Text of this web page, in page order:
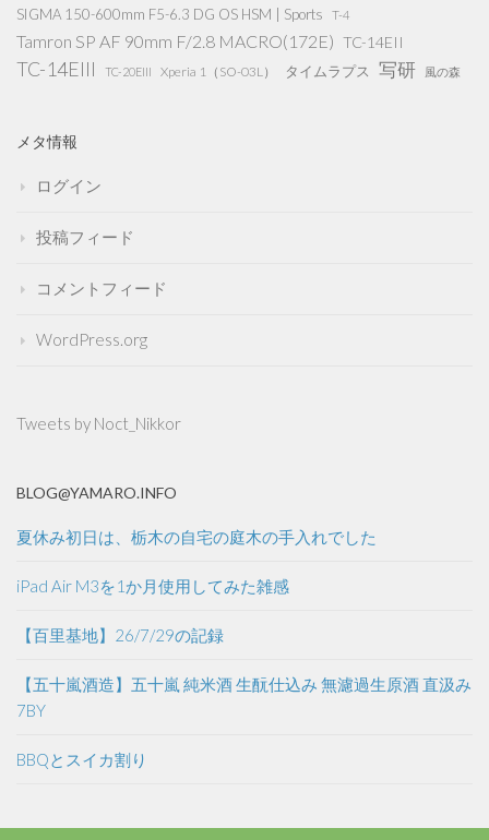
SIGMA 150-600mm F5-6.3 DG OS HSM | Sports T-4
Tamron SP AF 90mm F/2.8 MACRO(172E) TC-14EII
TC-14EIII TC-20EIII Xperia 1（SO-03L） タイムラプス 写研 風の森
メタ情報
ログイン
投稿フィード
コメントフィード
WordPress.org
Tweets by Noct_Nikkor
BLOG@YAMARO.INFO
夏休み初日は、栃木の自宅の庭木の手入れでした
iPad Air M3を1か月使用してみた雑感
【百里基地】26/7/29の記録
【五十嵐酒造】五十嵐 純米酒 生酛仕込み 無濾過生原酒 直汲み
7BY
BBQとスイカ割り